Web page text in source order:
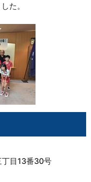
た。
目13番30号